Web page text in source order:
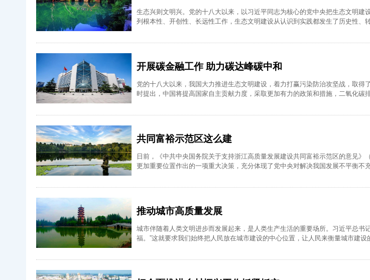
生态兴则文明兴。党的十八大以来，以习近平同志为核心的党中央把生态文明
列根本性、开创性、长远性工作，生态文明建设从认识到实践都发生了历史性
开展碳金融工作 助力碳达峰碳中和
党的十八大以来，我国大力推进生态文明建设，着力打赢污染防治攻坚战，取
时提出，中国将提高国家自主贡献力度，采取更加有力的政策和措施，二氧化碳
共同富裕示范区这么建
日前，《中共中央国务院关于支持浙江高质量发展建设共同富裕示范区的意见
更加重要位置作出的一项重大决策，充分体现了党中央对解决我国发展不平衡不
推动城市高质量发展
城市伴随着人类文明进步而发展起来，是人类生产生活的重要场所。习近平总
福。”这就要求我们始终把人民放在城市建设的中心位置，让人民来衡量城市建设